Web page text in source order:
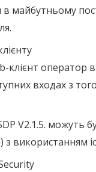
майбутньому
оператор
входах з
V2.1.5.
використанням